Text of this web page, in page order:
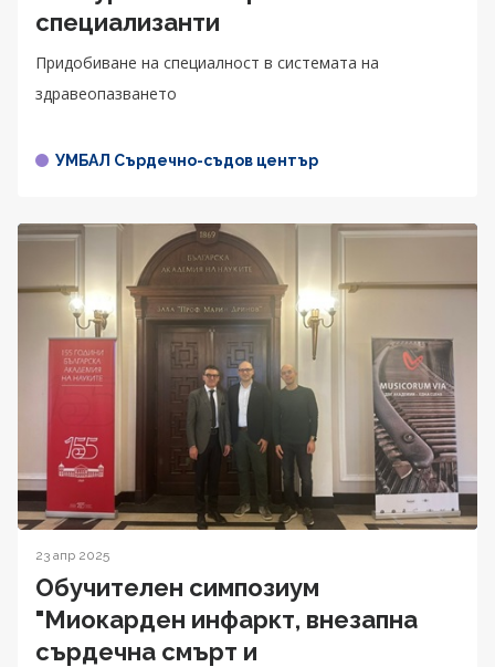
специализанти
Придобиване на специалност в системата на
здравеопазването
УМБАЛ Сърдечно-съдов център
23 апр 2025
Обучителен симпозиум
"Миокарден инфаркт, внезапна
сърдечна смърт и